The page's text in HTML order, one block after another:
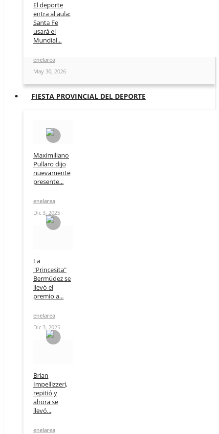
El deporte
entra al aula:
Santa Fe
usará el
Mundial...
enelarea
May 30, 2026
FIESTA PROVINCIAL DEL DEPORTE
Maximiliano
Pullaro dijo
nuevamente
presente...
enelarea
Dic 3, 2025
La
"Princesita"
Bermúdez se
llevó el
premio a...
enelarea
Dic 3, 2025
Brian
Impellizzeri,
repitió y
ahora se
llevó...
enelarea